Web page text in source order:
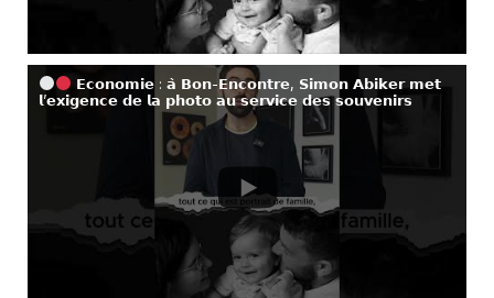
𝗘𝗰𝗼𝗻𝗼𝗺𝗶𝗲 : 𝗮̀ 𝗕𝗼𝗻-𝗘𝗻𝗰𝗼𝗻𝘁𝗿𝗲, 𝗦𝗶𝗺𝗼𝗻 𝗔𝗯𝗶𝗸𝗲𝗿 𝗺𝗲𝘁
𝗹’𝗲𝘅𝗶𝗴𝗲𝗻𝗰𝗲 𝗱𝗲 𝗹𝗮 𝗽𝗵𝗼𝘁𝗼 𝗮𝘂 𝘀𝗲𝗿𝘃𝗶𝗰𝗲 𝗱𝗲𝘀 𝘀𝗼𝘂𝘃𝗲𝗻𝗶𝗿𝘀